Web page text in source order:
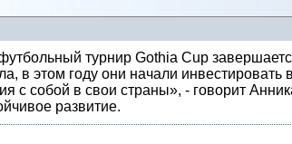
турнир Gothia Cup
в этом году они начали
с собой в свои страны», - говорит
развитие.